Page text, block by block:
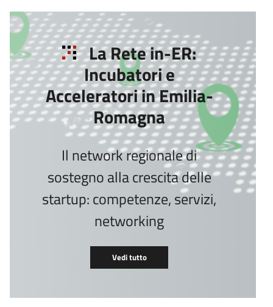
La Rete in-ER:
Incubatori e
Acceleratori in Emilia-
Romagna
Il network regionale di
sostegno alla crescita delle
startup: competenze, servizi,
networking
Vedi tutto